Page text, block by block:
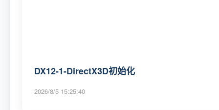
DX12-1-DirectX3D初始化
2026/8/5 15:25:40